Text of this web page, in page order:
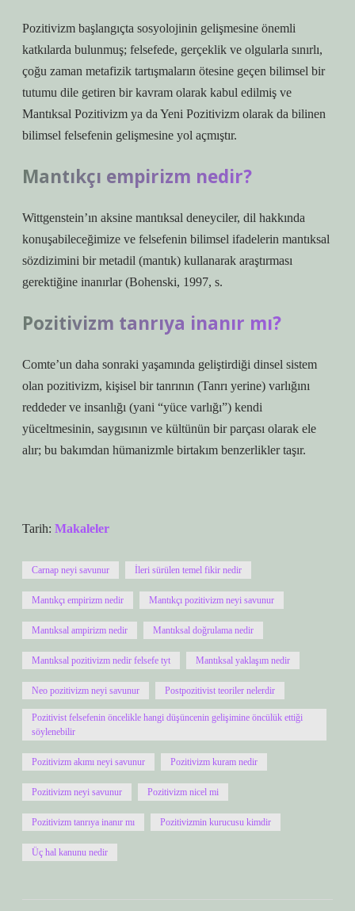
Pozitivizm başlangıçta sosyolojinin gelişmesine önemli
katkılarda bulunmuş; felsefede, gerçeklik ve olgularla sınırlı,
çoğu zaman metafizik tartışmaların ötesine geçen bilimsel bir
tutumu dile getiren bir kavram olarak kabul edilmiş ve
Mantıksal Pozitivizm ya da Yeni Pozitivizm olarak da bilinen
bilimsel felsefenin gelişmesine yol açmıştır.
Mantıkçı empirizm nedir?
Wittgenstein’ın aksine mantıksal deneyciler, dil hakkında
konuşabileceğimize ve felsefenin bilimsel ifadelerin mantıksal
sözdizimini bir metadil (mantık) kullanarak araştırması
gerektiğine inanırlar (Bohenski, 1997, s.
Pozitivizm tanrıya inanır mı?
Comte’un daha sonraki yaşamında geliştirdiği dinsel sistem
olan pozitivizm, kişisel bir tanrının (Tanrı yerine) varlığını
reddeder ve insanlığı (yani “yüce varlığı”) kendi
yüceltmesinin, saygısının ve kültünün bir parçası olarak ele
alır; bu bakımdan hümanizmle birtakım benzerlikler taşır.
Tarih: Makaleler
Carnap neyi savunur İleri sürülen temel fikir nedir
Mantıkçı empirizm nedir Mantıkçı pozitivizm neyi savunur
Mantıksal ampirizm nedir Mantıksal doğrulama nedir
Mantıksal pozitivizm nedir felsefe tyt Mantıksal yaklaşım nedir
Neo pozitivizm neyi savunur Postpozitivist teoriler nelerdir
Pozitivist felsefenin öncelikle hangi düşüncenin gelişimine öncülük ettiği
söylenebilir
Pozitivizm akımı neyi savunur Pozitivizm kuram nedir
Pozitivizm neyi savunur Pozitivizm nicel mi
Pozitivizm tanrıya inanır mı Pozitivizmin kurucusu kimdir
Üç hal kanunu nedir